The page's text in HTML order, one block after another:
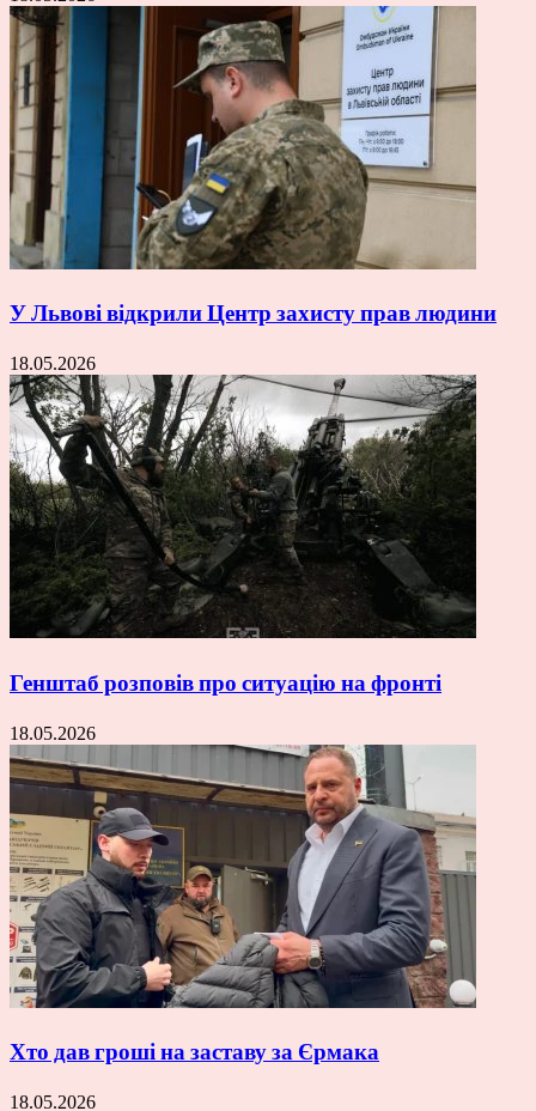
У Львові відкрили Центр захисту прав людини
18.05.2026
Генштаб розповів про ситуацію на фронті
18.05.2026
Хто дав гроші на заставу за Єрмака
18.05.2026